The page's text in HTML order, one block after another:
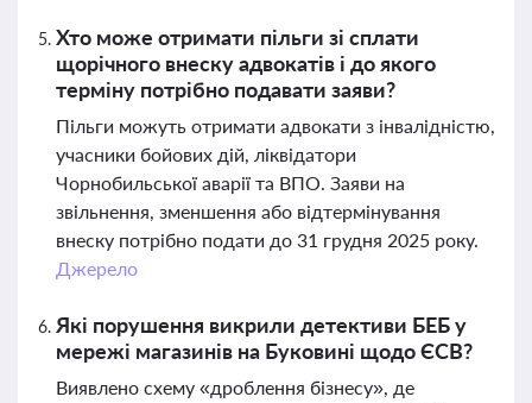
Хто може отримати пільги зі сплати
щорічного внеску адвокатів і до якого
терміну потрібно подавати заяви?
Пільги можуть отримати адвокати з інвалідністю,
учасники бойових дій, ліквідатори
Чорнобильської аварії та ВПО. Заяви на
звільнення, зменшення або відтермінування
внеску потрібно подати до 31 грудня 2025 року.
Джерело
Які порушення викрили детективи БЕБ у
мережі магазинів на Буковині щодо ЄСВ?
Виявлено схему «дроблення бізнесу», де